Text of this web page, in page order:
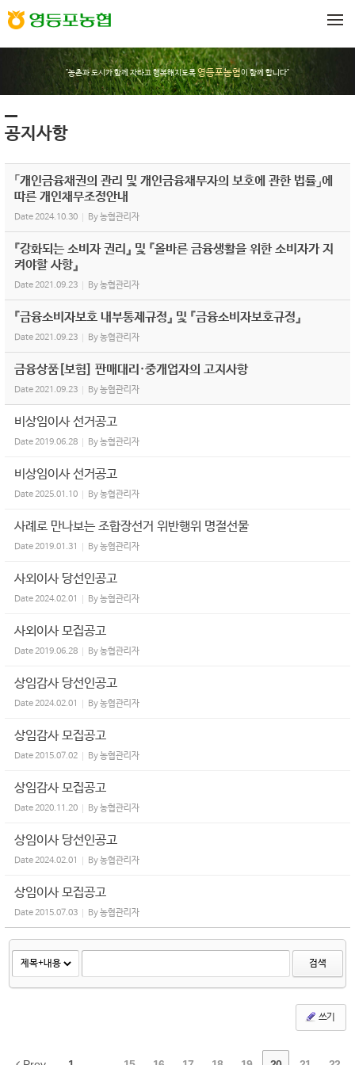
"농촌과 도시가 함께 자라고 행복해지도록영등포농협이 함께 합니다"
공지사항
「개인금융채권의 관리 및 개인금융채무자의 보호에 관한 법률」에
따른 개인채무조정안내
Date2024.10.30 By농협관리자
『강화되는 소비자 권리』 및 『올바른 금융생활을 위한 소비자가 지
켜야할 사항』
Date2021.09.23 By농협관리자
『금융소비자보호 내부통제규정』 및 『금융소비자보호규정』
Date2021.09.23 By농협관리자
금융상품[보험] 판매대리·중개업자의 고지사항
Date2021.09.23 By농협관리자
비상임이사 선거공고
Date2019.06.28 By농협관리자
비상임이사 선거공고
Date2025.01.10 By농협관리자
사례로 만나보는 조합장선거 위반행위 명절선물
Date2019.01.31 By농협관리자
사외이사 당선인공고
Date2024.02.01 By농협관리자
사외이사 모집공고
Date2019.06.28 By농협관리자
상임감사 당선인공고
Date2024.02.01 By농협관리자
상임감사 모집공고
Date2015.07.02 By농협관리자
상임감사 모집공고
Date2020.11.20 By농협관리자
상임이사 당선인공고
Date2024.02.01 By농협관리자
상임이사 모집공고
Date2015.07.03 By농협관리자
검색
쓰기